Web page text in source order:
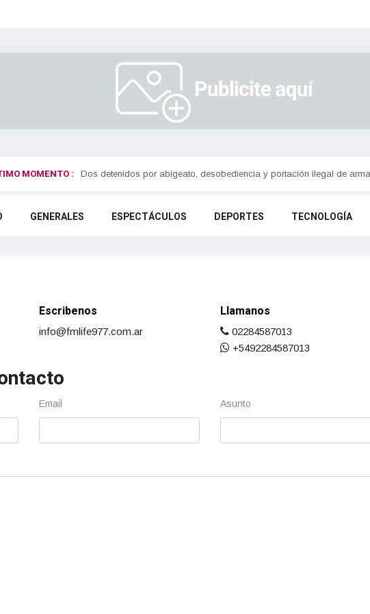
MOMENTO : Se registraron 63 nuevos contagios en Olavarría
GENERALES ESPECTÁCULOS DEPORTES TECNOLOGÍA
Escribenos
info@fmlife977.com.ar
Llamanos
02284587013
+5492284587013
Email Asunto